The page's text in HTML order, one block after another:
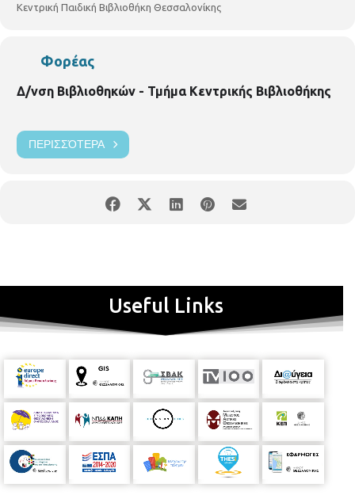
Κεντρική Παιδική Βιβλιοθήκη Θεσσαλονίκης
Φορέας
Δ/νση Βιβλιοθηκών - Τμήμα Κεντρικής Βιβλιοθήκης
ΠΕΡΙΣΣΌΤΕΡΑ
Useful Links